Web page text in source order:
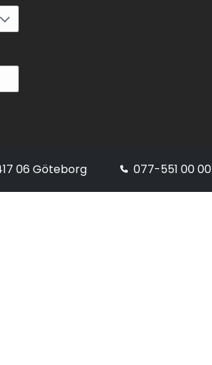
06 Göteborg 077-551 00 00